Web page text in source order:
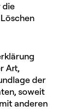
die
Art,
der
soweit
anderen